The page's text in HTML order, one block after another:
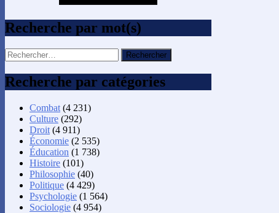
Recherche par mot(s)
Rechercher :
Recherche par catégories
Combat (4 231)
Culture (292)
Droit (4 911)
Économie (2 535)
Éducation (1 738)
Histoire (101)
Philosophie (40)
Politique (4 429)
Psychologie (1 564)
Sociologie (4 954)